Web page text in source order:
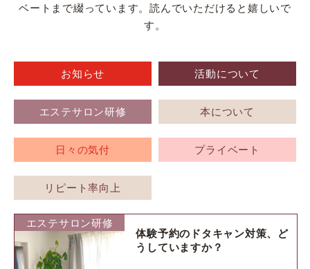
ベートまで綴っています。読んでいただけると嬉しいで
す。
お知らせ 活動について
エステサロン研修 本について
日々の気付 プライベート
リピート率向上
エステサロン研修
体験予約のドタキャン対策、ど
うしていますか？